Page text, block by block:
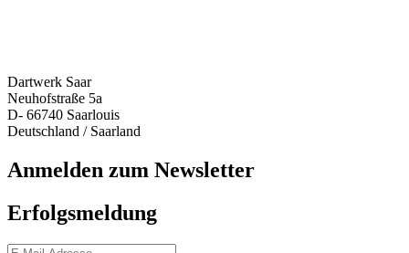
Dartwerk Saar
Neuhofstraße 5a
D- 66740 Saarlouis
Deutschland / Saarland
Anmelden zum Newsletter
Erfolgsmeldung